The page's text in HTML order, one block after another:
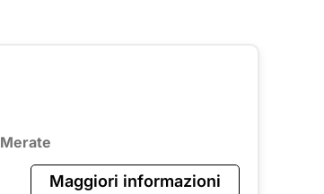
Merate
Maggiori informazioni